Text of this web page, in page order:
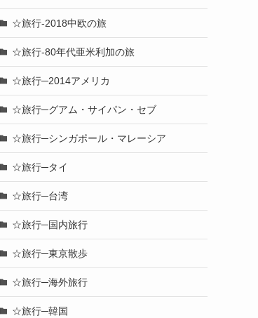
☆旅行-2018中欧の旅
☆旅行-80年代亜米利加の旅
☆旅行─2014アメリカ
☆旅行─グアム・サイパン・セブ
☆旅行─シンガポール・マレーシア
☆旅行─タイ
☆旅行─台湾
☆旅行─国内旅行
☆旅行─東京散歩
☆旅行─海外旅行
☆旅行─韓国